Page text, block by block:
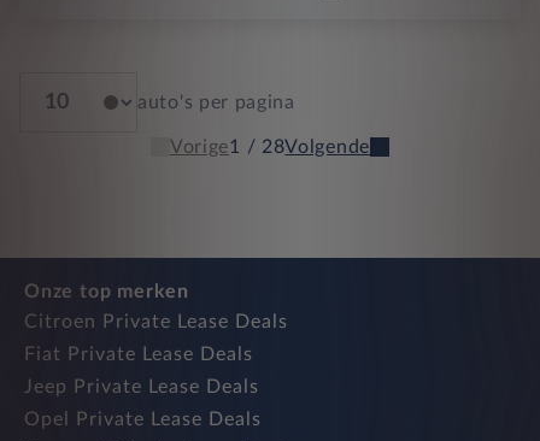
auto's per pagina
Vorige1 / 28Volgende
Onze top merken
Citroen Private Lease Deals
Fiat Private Lease Deals
Jeep Private Lease Deals
Opel Private Lease Deals